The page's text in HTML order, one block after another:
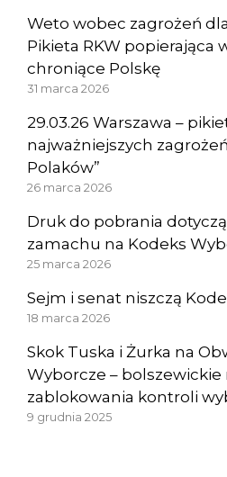
Weto wobec zagrożeń
Pikieta RKW popierająca
chroniące Polskę
31 marca 2026
29.03.26 Warszawa –
najważniejszych
Polaków”
26 marca 2026
Druk do pobrania
zamachu na Kodeks
25 marca 2026
Sejm i senat niszczą
18 marca 2026
Skok Tuska i Żurka na
Wyborcze –
zablokowania kontroli
9 grudnia 2025